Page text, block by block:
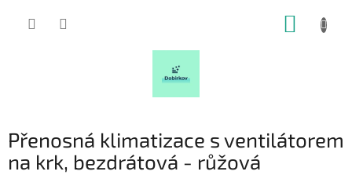
Přenosná klimatizace s ventilátorem
na krk, bezdrátová - růžová